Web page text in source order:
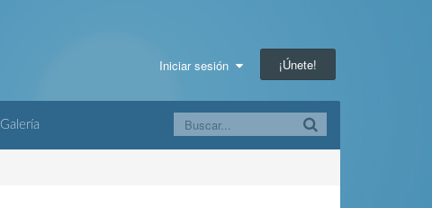
Iniciar sesión ¡Únete!
Galería